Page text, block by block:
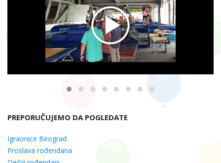
PREPORUČUJEMO DA POGLEDATE
Igraonice Beograd
Proslava rođendana